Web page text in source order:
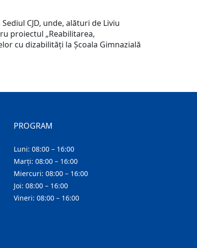
CJD, unde, alături de Liviu
proiectul „Reabilitarea,
cu dizabilități la Școala Gimnazială
PROGRAM
Luni: 08:00 – 16:00
Marți: 08:00 – 16:00
Miercuri: 08:00 – 16:00
Joi: 08:00 – 16:00
Vineri: 08:00 – 16:00